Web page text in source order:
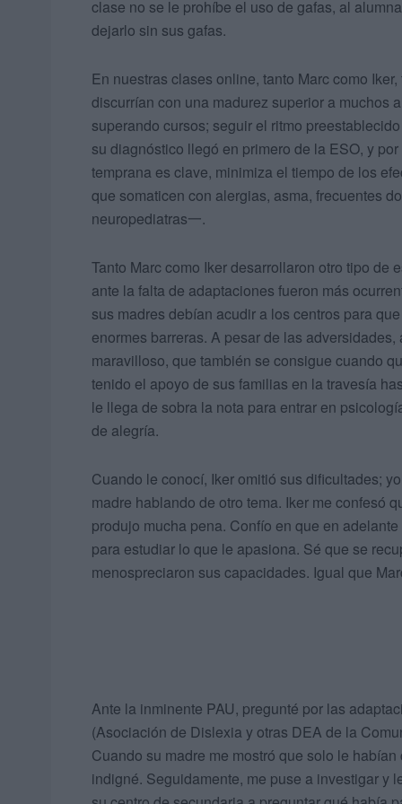
clase no se le prohíbe el uso de gafas, al
dejarlo sin sus gafas.
En nuestras clases online, tanto Marc como
discurrían con una madurez superior a muchos
superando cursos; seguir el ritmo
su diagnóstico llegó en primero de la ESO, y
temprana es clave, minimiza el tiempo de los
que somaticen con alergias, asma, frecuentes
neuropediatras一.
Tanto Marc como Iker desarrollaron otro tipo de
ante la falta de adaptaciones fueron más
sus madres debían acudir a los centros para
enormes barreras. A pesar de las
maravilloso, que también se consigue cuando
tenido el apoyo de sus familias en la travesía
le llega de sobra la nota para entrar en
de alegría.
Cuando le conocí, Iker omitió sus dificultades;
madre hablando de otro tema. Iker me confesó
produjo mucha pena. Confío en que en
para estudiar lo que le apasiona. Sé que se
menospreciaron sus capacidades. Igual que
Ante la inminente PAU, pregunté por las
(Asociación de Dislexia y otras DEA de la
Cuando su madre me mostró que solo le
indigné. Seguidamente, me puse a investigar y